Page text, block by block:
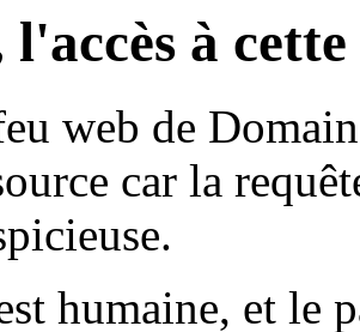
l'accès à
web de
car la
humaine, et le